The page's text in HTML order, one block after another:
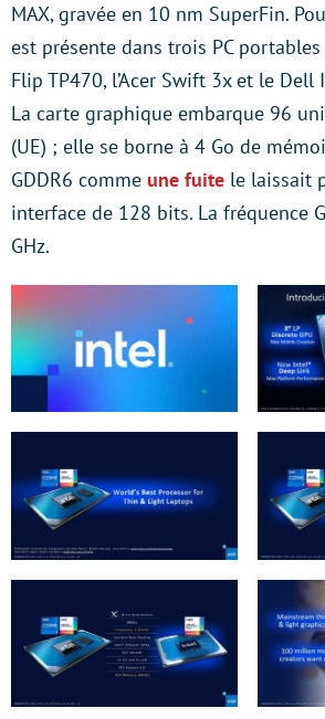
MAX, gravée en 10 nm SuperFin.
est présente dans trois PC portables
Flip TP470, l’Acer Swift 3x et le
La carte graphique embarque 96
(UE) ; elle se borne à 4 Go de
GDDR6 comme une fuite le laissait
interface de 128 bits. La fréquence
GHz.